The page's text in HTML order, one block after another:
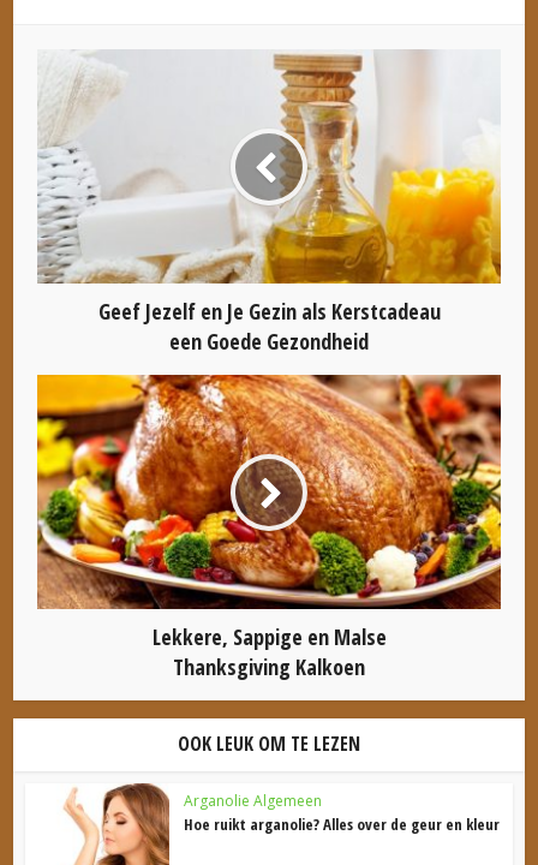
Geef Jezelf en Je Gezin als Kerstcadeau
een Goede Gezondheid
Lekkere, Sappige en Malse
Thanksgiving Kalkoen
OOK LEUK OM TE LEZEN
Arganolie Algemeen
Hoe ruikt arganolie? Alles over de geur en kleur